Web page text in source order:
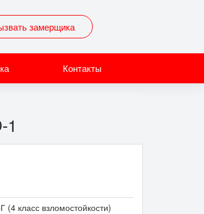
замерщика
Контакты
1
(4 класс взломостойкости)